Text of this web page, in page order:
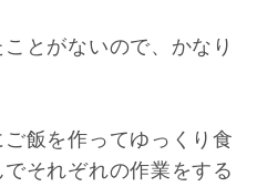
とがないので、かなり
飯を作ってゆっくり食
それぞれの作業をする